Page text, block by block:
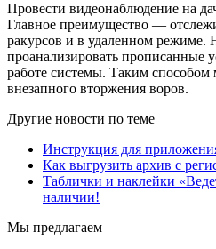
Провести видеонаблюдение на
Главное преимущество —
ракурсов и в удаленном режиме.
проанализировать прописанные
работе системы. Таким способом
внезапного вторжения воров.
Другие новости по теме
Инструкция для
Как выгрузить архив с
Таблички и наклейки
наличии!
Мы предлагаем